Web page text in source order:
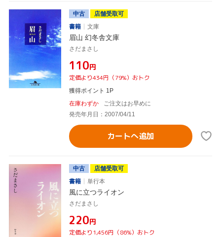
中古
店舗受取可
書籍
文庫
眉山 幻冬舎文庫
さだまさし
¥110円
定価より434円（79%）おトク
獲得ポイント 1P
在庫わずか
ご注文はお早めに
発売年月日：2007/04/11
カートへ追加
中古
店舗受取可
書籍
単行本
風に立つライオン
さだまさし
¥220円
定価より1,456円（86%）おトク